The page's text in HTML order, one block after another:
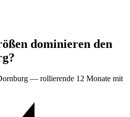
dominieren den
— rollierende 12 Monate mit